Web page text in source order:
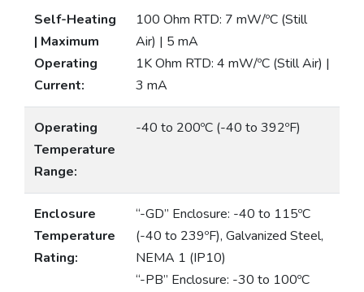
Self-Heating
| Maximum
Operating
Current:
100 Ohm RTD: 7 mW/ºC (Still
Air) | 5 mA
1K Ohm RTD: 4 mW/ºC (Still Air) |
3 mA
Operating
Temperature
Range:
-40 to 200ºC (-40 to 392ºF)
Enclosure
Temperature
Rating:
“-GD” Enclosure: -40 to 115ºC
(-40 to 239ºF), Galvanized Steel,
NEMA 1 (IP10)
“-PB” Enclosure: -30 to 100ºC